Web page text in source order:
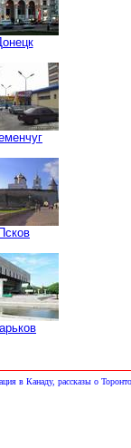
в Канаду, рассказы о